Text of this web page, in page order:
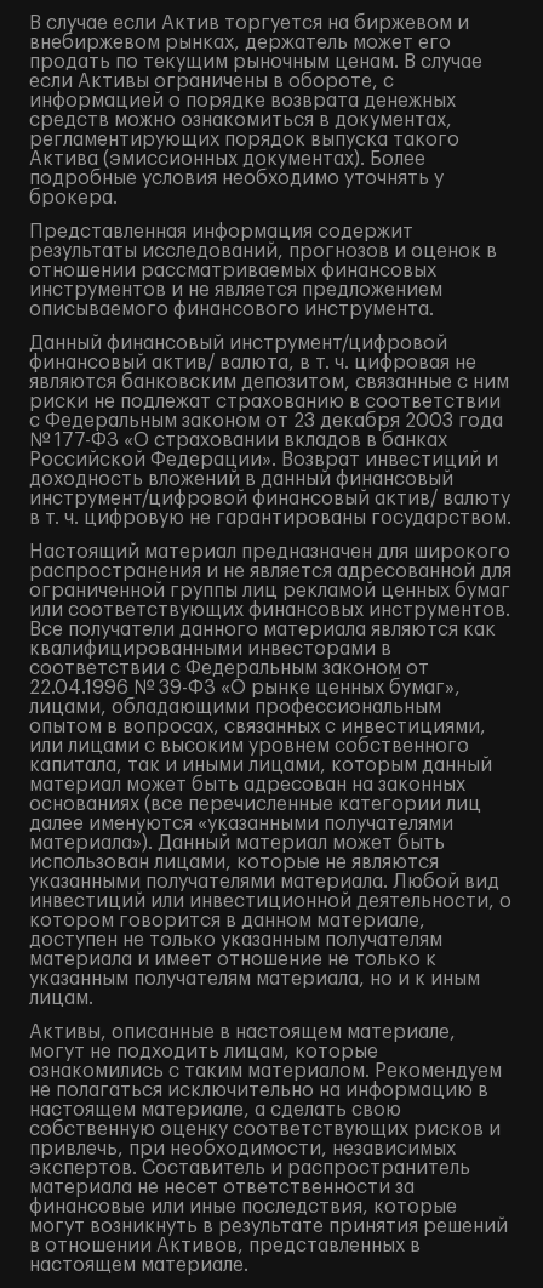
В случае если Актив торгуется на биржевом и
внебиржевом рынках, держатель может его
продать по текущим рыночным ценам. В случае
если Активы ограничены в обороте, с
информацией о порядке возврата денежных
средств можно ознакомиться в документах,
регламентирующих порядок выпуска такого
Актива (эмиссионных документах). Более
подробные условия необходимо уточнять у
брокера.
Представленная информация содержит
результаты исследований, прогнозов и оценок в
отношении рассматриваемых финансовых
инструментов и не является предложением
описываемого финансового инструмента.
Данный финансовый инструмент/цифровой
финансовый актив/ валюта, в т. ч. цифровая не
являются банковским депозитом, связанные с ним
риски не подлежат страхованию в соответствии
с Федеральным законом от 23 декабря 2003 года
№ 177-ФЗ «О страховании вкладов в банках
Российской Федерации». Возврат инвестиций и
доходность вложений в данный финансовый
инструмент/цифровой финансовый актив/ валюту
в т. ч. цифровую не гарантированы государством.
Настоящий материал предназначен для широкого
распространения и не является адресованной для
ограниченной группы лиц рекламой ценных бумаг
или соответствующих финансовых инструментов.
Все получатели данного материала являются как
квалифицированными инвесторами в
соответствии с Федеральным законом от
22.04.1996 № 39-ФЗ «О рынке ценных бумаг»,
лицами, обладающими профессиональным
опытом в вопросах, связанных с инвестициями,
или лицами с высоким уровнем собственного
капитала, так и иными лицами, которым данный
материал может быть адресован на законных
основаниях (все перечисленные категории лиц
далее именуются «указанными получателями
материала»). Данный материал может быть
использован лицами, которые не являются
указанными получателями материала. Любой вид
инвестиций или инвестиционной деятельности, о
котором говорится в данном материале,
доступен не только указанным получателям
материала и имеет отношение не только к
указанным получателям материала, но и к иным
лицам.
Активы, описанные в настоящем материале,
могут не подходить лицам, которые
ознакомились с таким материалом. Рекомендуем
не полагаться исключительно на информацию в
настоящем материале, а сделать свою
собственную оценку соответствующих рисков и
привлечь, при необходимости, независимых
экспертов. Составитель и распространитель
материала не несет ответственности за
финансовые или иные последствия, которые
могут возникнуть в результате принятия решений
в отношении Активов, представленных в
настоящем материале.